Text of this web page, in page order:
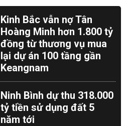
Kinh Bắc vẫn nợ Tân
Hoàng Minh hơn 1.800 tỷ
đồng từ thương vụ mua
lại dự án 100 tầng gần
Keangnam
Ninh Bình dự thu 318.000
tỷ tiền sử dụng đất 5
năm tới